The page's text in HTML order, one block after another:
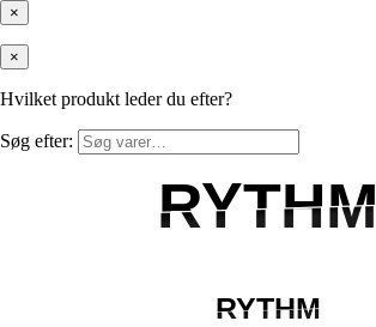
×
×
Hvilket produkt leder du efter?
Søg efter:
RYTHM
RYTHM
RYTHM
RYTHM